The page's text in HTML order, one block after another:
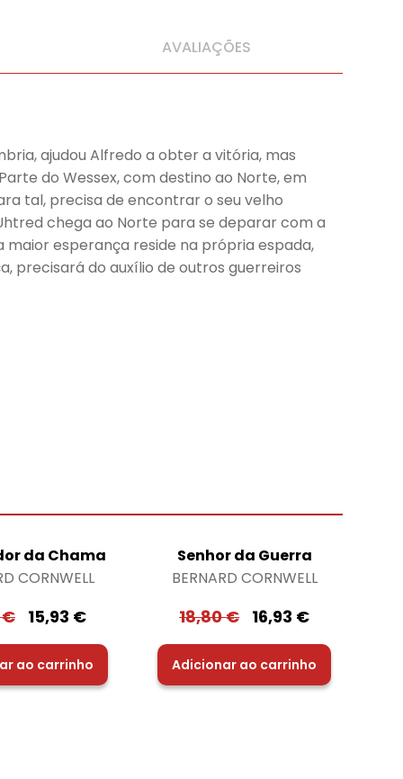
AVALIAÇÕES
ajudou Alfredo a obter a vitória, mas
do Wessex, com destino ao Norte, em
tal, precisa de encontrar o seu velho
chega ao Norte para se deparar com a
maior esperança reside na própria espada,
precisará do auxílio de outros guerreiros
da Chama
CORNWELL
€ 15,93 €
ao carrinho
Senhor da Guerra
BERNARD CORNWELL
18,80€ 16,93 €
Adicionar ao carrinho